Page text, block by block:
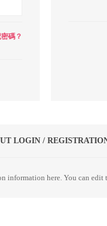
碼？
LOGIN /
information here. You can edit